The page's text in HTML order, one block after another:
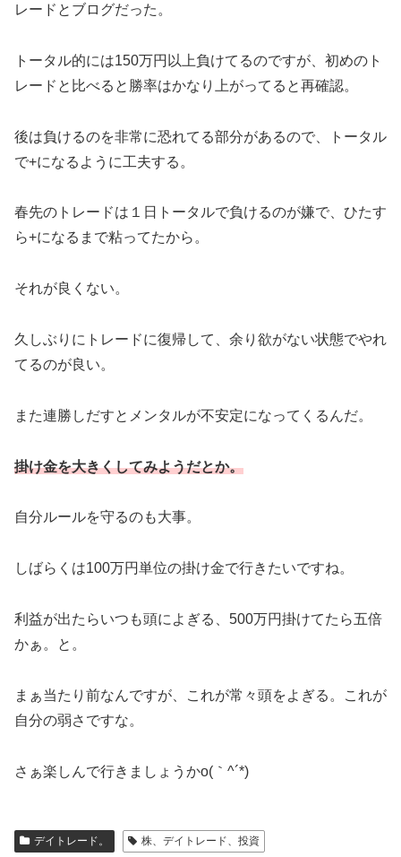
レードとブログだった。
トータル的には150万円以上負けてるのですが、初めのト
レードと比べると勝率はかなり上がってると再確認。
後は負けるのを非常に恐れてる部分があるので、トータル
で+になるように工夫する。
春先のトレードは１日トータルで負けるのが嫌で、ひたす
ら+になるまで粘ってたから。
それが良くない。
久しぶりにトレードに復帰して、余り欲がない状態でやれ
てるのが良い。
また連勝しだすとメンタルが不安定になってくるんだ。
掛け金を大きくしてみようだとか。
自分ルールを守るのも大事。
しばらくは100万円単位の掛け金で行きたいですね。
利益が出たらいつも頭によぎる、500万円掛けてたら五倍
かぁ。と。
まぁ当たり前なんですが、これが常々頭をよぎる。これが
自分の弱さですな。
さぁ楽しんで行きましょうかo(｀^´*)
デイトレード。 株、デイトレード、投資